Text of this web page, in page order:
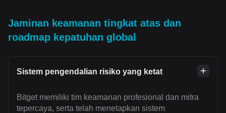
Jaminan keamanan tingkat atas dan
roadmap kepatuhan global
Sistem pengendalian risiko yang ketat
Bitget memiliki tim keamanan profesional dan mitra
tepercaya, serta telah menetapkan sistem